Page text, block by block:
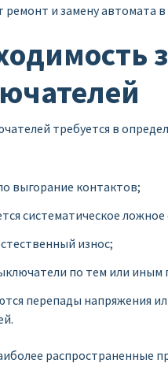
и замену автомата
требуется в
выгорание контактов;
систематическое
износ;
по тем или иным
перепады напряжения
распространенные